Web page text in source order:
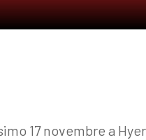
17 novembre a